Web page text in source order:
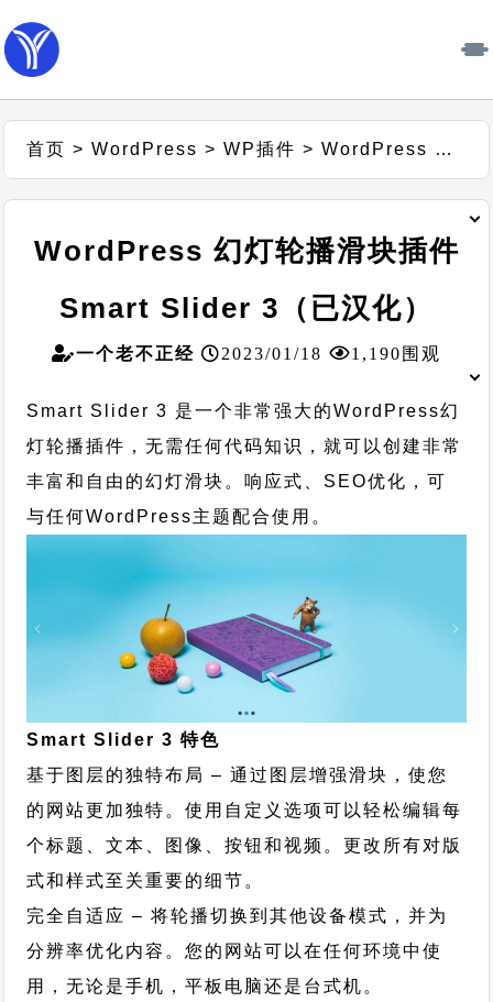
首页 >WordPress >WP插件 >WordPress 幻灯轮播滑块插件 Smart Slider 3（已汉化）
WordPress 幻灯轮播滑块插件
Smart Slider 3（已汉化）
一个老不正经 2023/01/18 1,190围观
Smart Slider 3 是一个非常强大的WordPress幻
灯轮播插件，无需任何代码知识，就可以创建非常
丰富和自由的幻灯滑块。响应式、SEO优化，可
与任何WordPress主题配合使用。
Smart Slider 3 特色
基于图层的独特布局 – 通过图层增强滑块，使您
的网站更加独特。使用自定义选项可以轻松编辑每
个标题、文本、图像、按钮和视频。更改所有对版
式和样式至关重要的细节。
完全自适应 – 将轮播切换到其他设备模式，并为
分辨率优化内容。您的网站可以在任何环境中使
用，无论是手机，平板电脑还是台式机。